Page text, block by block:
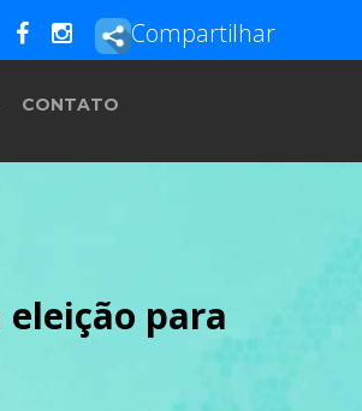
Compartilhar
CONTATO
para